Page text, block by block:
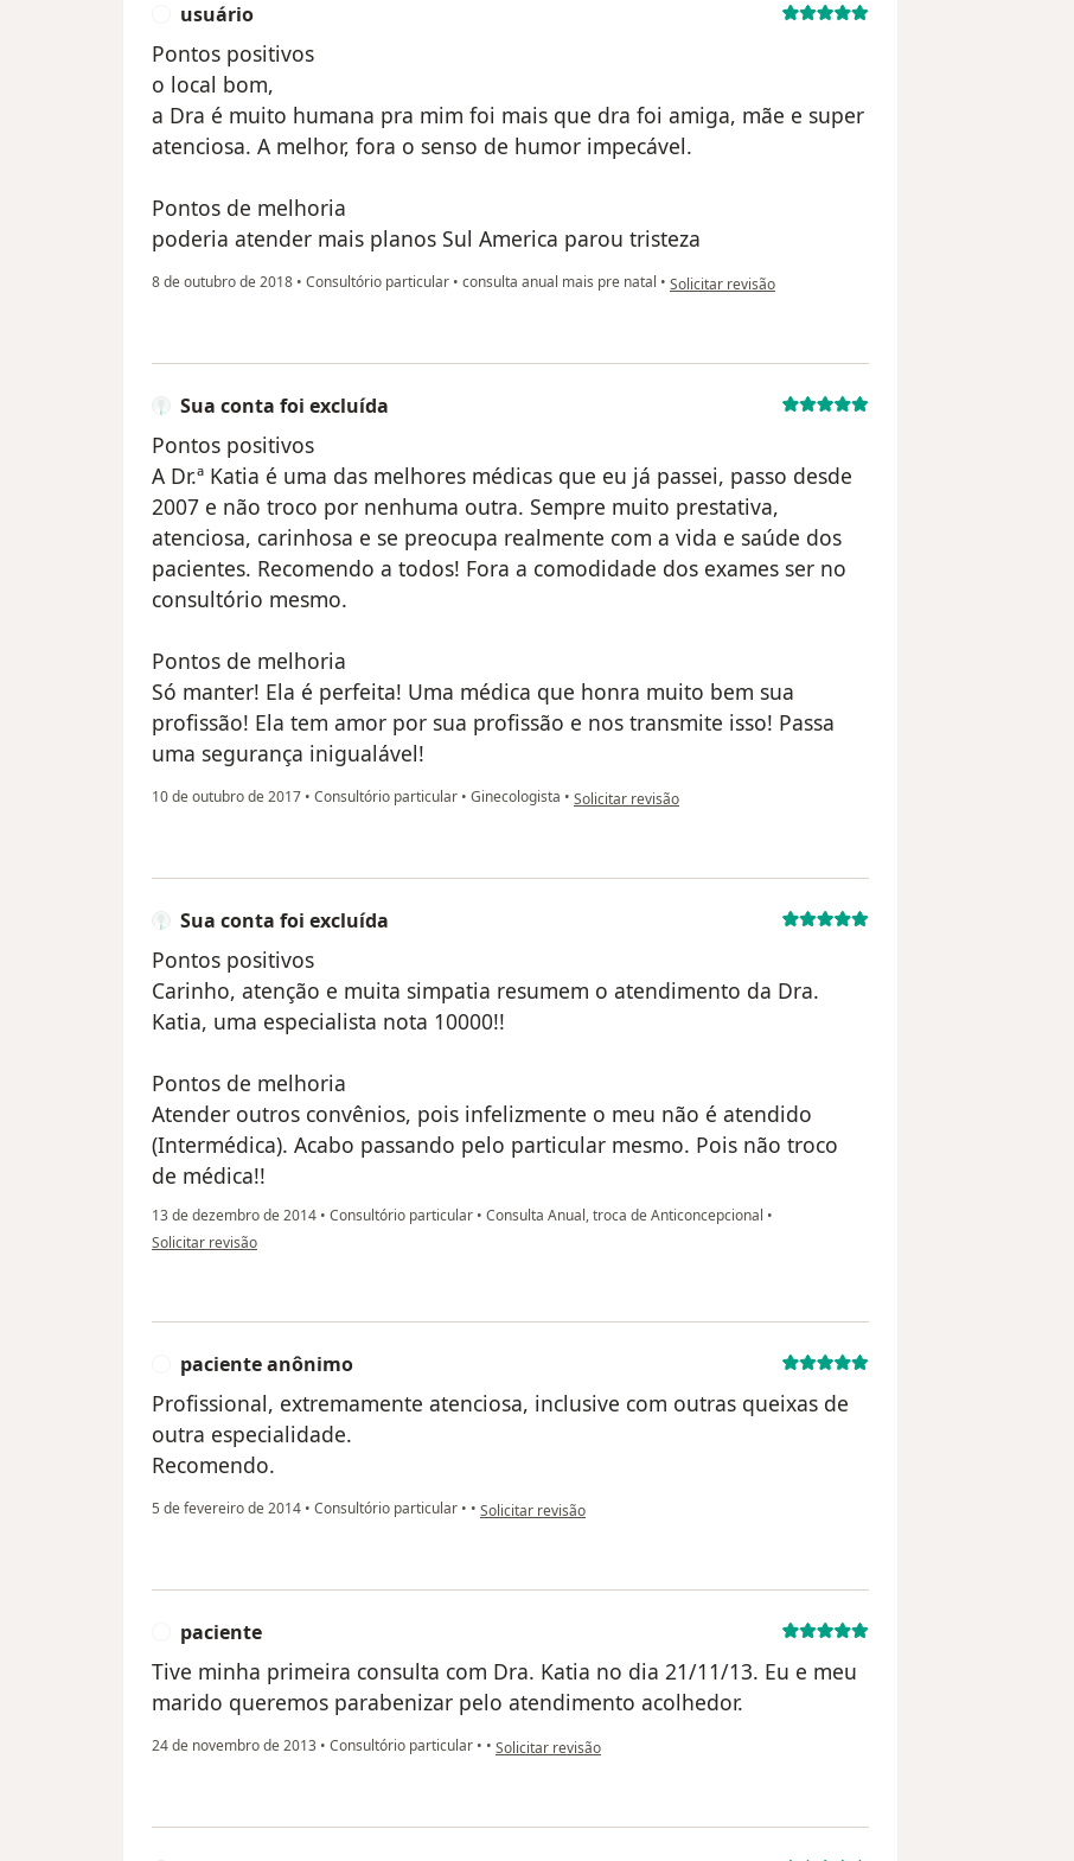
usuário
Pontos positivos
o local bom,
a Dra é muito humana pra mim foi mais que dra foi amiga, mãe e super
atenciosa. A melhor, fora o senso de humor impecável.
Pontos de melhoria
poderia atender mais planos Sul America parou tristeza
8 de outubro de 2018 • Consultório particular • consulta anual mais pre natal • na opinião do utilizador usuário
Solicitar revisão
Sua conta foi excluída
Pontos positivos
A Dr.ª Katia é uma das melhores médicas que eu já passei, passo desde
2007 e não troco por nenhuma outra. Sempre muito prestativa,
atenciosa, carinhosa e se preocupa realmente com a vida e saúde dos
pacientes. Recomendo a todos! Fora a comodidade dos exames ser no
consultório mesmo.
Pontos de melhoria
Só manter! Ela é perfeita! Uma médica que honra muito bem sua
profissão! Ela tem amor por sua profissão e nos transmite isso! Passa
uma segurança inigualável!
10 de outubro de 2017 • Consultório particular • Ginecologista • na opinião do utilizador Sua conta foi excluída
Solicitar revisão
Sua conta foi excluída
Pontos positivos
Carinho, atenção e muita simpatia resumem o atendimento da Dra.
Katia, uma especialista nota 10000!!
Pontos de melhoria
Atender outros convênios, pois infelizmente o meu não é atendido
(Intermédica). Acabo passando pelo particular mesmo. Pois não troco
de médica!!
13 de dezembro de 2014 • Consultório particular • Consulta Anual, troca de Anticoncepcional •
na opinião do utilizador Sua conta foi excluída
Solicitar revisão
paciente anônimo
Profissional, extremamente atenciosa, inclusive com outras queixas de
outra especialidade.
Recomendo.
5 de fevereiro de 2014 • Consultório particular • • na opinião do utilizador paciente anônimo
Solicitar revisão
paciente
Tive minha primeira consulta com Dra. Katia no dia 21/11/13. Eu e meu
marido queremos parabenizar pelo atendimento acolhedor.
24 de novembro de 2013 • Consultório particular • • na opinião do utilizador paciente
Solicitar revisão